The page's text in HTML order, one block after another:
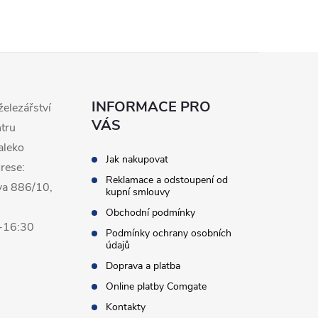
886/10,
16:30
INFORMACE PRO
VÁS
Jak nakupovat
Reklamace a odstoupení od
kupní smlouvy
Obchodní podmínky
Podmínky ochrany osobních
údajů
Doprava a platba
Online platby Comgate
Kontakty